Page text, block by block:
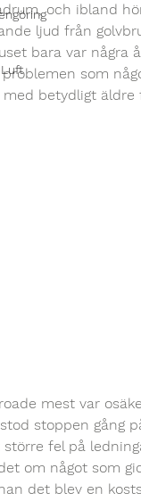
och ibland
ljud från
bara var några
som
betydligt äldre
mest var
stoppen gång
fel på
om något som
det blev en